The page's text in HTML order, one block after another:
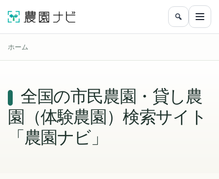
農園をフ
メニ
ホーム
全国の市民農園・貸し農
園（体験農園）検索サイト
「農園ナビ」